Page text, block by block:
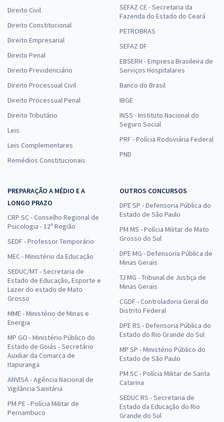
Direito Civil
Direito Constitucional
Direito Empresarial
Direito Penal
Direito Previdenciário
Direito Processual Civil
Direito Processual Penal
Direito Tributário
Leis
Leis Complementares
Remédios Constitucionais
SEFAZ CE - Secretaria da
Fazenda do Estado do Ceará
PETROBRAS
SEFAZ DF
EBSERH - Empresa Brasileira de
Serviços Hospitalares
Banco do Brasil
IBGE
INSS - Instituto Nacional do
Seguro Social
PRF - Polícia Rodoviária Federal
PND
PREPARAÇÃO A MÉDIO E A
LONGO PRAZO
CRP SC - Conselho Regional de
Psicologia - 12ª Região
SEDF - Professor Temporário
MEC - Ministério da Educação
SEDUC/MT - Secretaria de
Estado de Educação, Esporte e
Lazer do estado de Mato
Grosso
MME - Ministério de Minas e
Energia
MP GO - Ministério Público do
Estado de Goiás - Secretário
Auxiliar da Comarca de
Itapuranga
ANVISA - Agência Nacional de
Vigilância Sanitária
PM PE - Polícia Militar de
Pernambuco
OUTROS CONCURSOS
DPE SP - Defensoria Pública do
Estado de São Paulo
PM MS - Polícia Militar de Mato
Grosso do Sul
DPE MG - Defensoria Pública de
Minas Gerais
TJ MG - Tribunal de Justiça de
Minas Gerais
CGDF - Controladoria Geral do
Distrito Federal
DPE RS - Defensoria Pública do
Estado do Rio Grande do Sul
MP SP - Ministério Público do
Estado de São Paulo
PM SC - Polícia Militar de Santa
Catarina
SEDUC RS - Secretaria de
Estado da Educação do Rio
Grande do Sul